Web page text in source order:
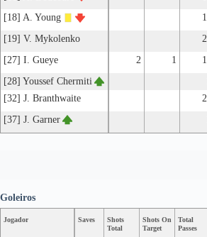
[18] A. Young
[19] V. Mykolenko
[27] I. Gueye
2 1
[28] Youssef Chermiti
[32] J. Branthwaite
[37] J. Garner
Jogador Saves
Shots
Total
Shots On
Target
Total
Passes
Goleiros